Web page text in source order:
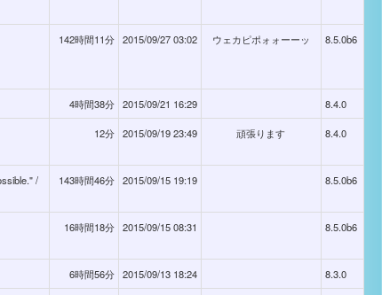
142時間11分 2015/09/27 03:02 ウェカピポォォーーッ 8.5.0b6
4時間38分 2015/09/21 16:29 8.4.0
12分 2015/09/19 23:49 頑張ります 8.4.0
/
143時間46分 2015/09/15 19:19 8.5.0b6
16時間18分 2015/09/15 08:31 8.5.0b6
6時間56分 2015/09/13 18:24 8.3.0